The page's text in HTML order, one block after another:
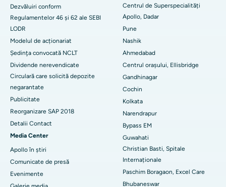
Cel mai bun spital din Subhash Nagar Road, Karimnagar
Cel mai bun spital din Managari, Karaikudi
Cel mai bun spital din colonia Arera, Bhopal
Cel mai bun spital din Jayanagar, Bangalore
Cel mai bun spital din KK Nagar, Madurai
Cel mai bun spital din Ramji Nagar, Nellore
Cel mai bun spital din sectorul 19, Rourkela
Cel mai bun spital din Swargate, Pune
Dezvăluiri conform
Regulamentelor 46 și 62 ale SEBI
LODR
Modelul de acționariat
Şedinţa convocată NCLT
Dividende nerevendicate
Circulară care solicită depozite
negarantate
Publicitate
Reorganizare SAP 2018
Detalii Contact
Media Center
Apollo în știri
Comunicate de presă
Evenimente
Centrul de Superspecialități
Apollo, Dadar
Pune
Nashik
Ahmedabad
Centrul orașului, Ellisbridge
Gandhinagar
Cochin
Kolkata
Narendrapur
Bypass EM
Guwahati
Christian Basti, Spitale
Internaționale
Paschim Boragaon, Excel Care
Bhubaneswar